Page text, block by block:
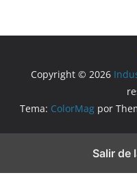
Copyright © 2026
Tema: ColorMagpor
Salir de